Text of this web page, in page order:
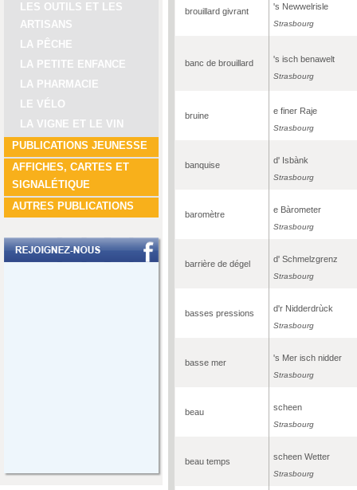
LES OUTILS ET LES
ARTISANS
LA PÊCHE
LA PETITE ENFANCE
LA PHARMACIE
LE VÉLO
LA VIGNE ET LE VIN
PUBLICATIONS JEUNESSE
AFFICHES, CARTES ET
SIGNALÉTIQUE
AUTRES PUBLICATIONS
brouillard givrant 's Newwelrisle
Strasbourg
banc de brouillard 's isch benawelt
Strasbourg
bruine e finer Raje
Strasbourg
banquise d' Isbànk
Strasbourg
baromètre e Bàrometer
Strasbourg
barrière de dégel d' Schmelzgrenz
Strasbourg
basses pressions d'r Nidderdrùck
Strasbourg
basse mer 's Mer isch nidder
Strasbourg
beau scheen
Strasbourg
beau temps scheen Wetter
Strasbourg